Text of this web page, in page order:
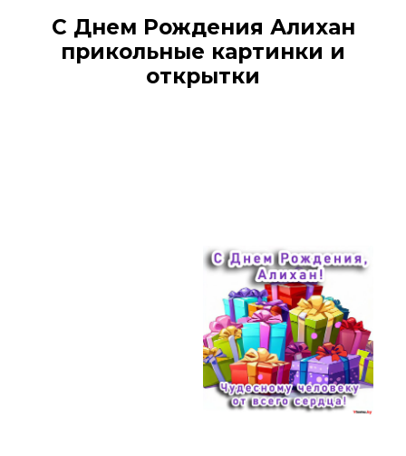
С Днем Рождения Алихан
прикольные картинки и
открытки